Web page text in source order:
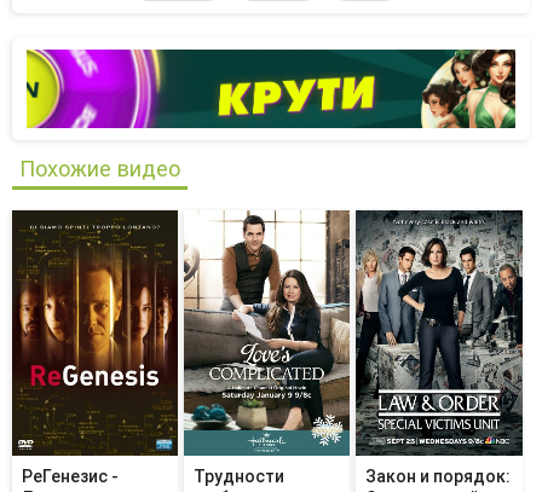
Похожие видео
РеГенезис -
Трудности
Закон и порядок: